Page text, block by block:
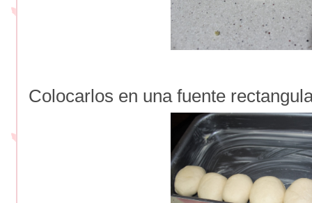
Colocarlos en una fuente